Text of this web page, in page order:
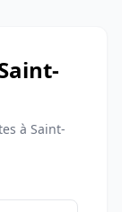
à Saint-